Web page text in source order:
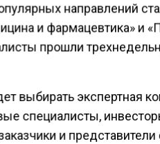
направлений
и фармацевтика» и
прошли
выбирать экспертная
специалисты,
и представители